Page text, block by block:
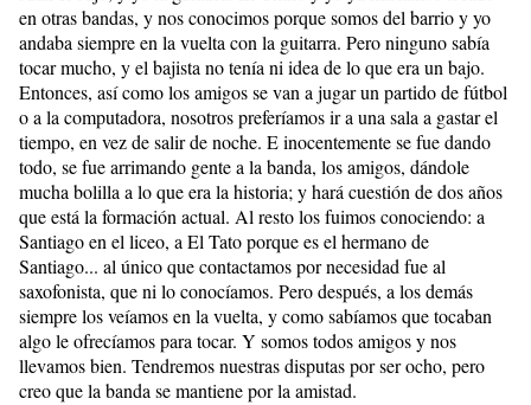
en otras bandas, y nos conocimos porque somos del barrio y yo
andaba siempre en la vuelta con la guitarra. Pero ninguno sabía
tocar mucho, y el bajista no tenía ni idea de lo que era un bajo.
Entonces, así como los amigos se van a jugar un partido de fútbol
o a la computadora, nosotros preferíamos ir a una sala a gastar el
tiempo, en vez de salir de noche. E inocentemente se fue dando
todo, se fue arrimando gente a la banda, los amigos, dándole
mucha bolilla a lo que era la historia; y hará cuestión de dos años
que está la formación actual. Al resto los fuimos conociendo: a
Santiago en el liceo, a El Tato porque es el hermano de
Santiago... al único que contactamos por necesidad fue al
saxofonista, que ni lo conocíamos. Pero después, a los demás
siempre los veíamos en la vuelta, y como sabíamos que tocaban
algo le ofrecíamos para tocar. Y somos todos amigos y nos
llevamos bien. Tendremos nuestras disputas por ser ocho, pero
creo que la banda se mantiene por la amistad.